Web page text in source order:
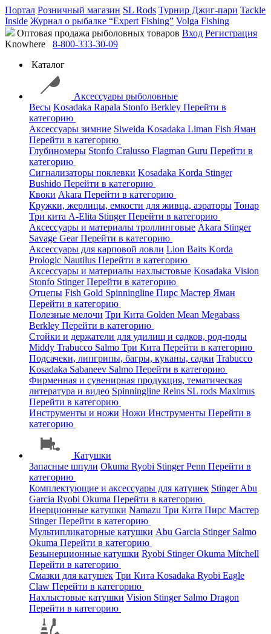
Портал Розничный магазин SL Rods Турнир Джиг-пари Tackle
Inside Журнал о рыбалке “Expert Fishing” Volga Fishing
Оптовая продажа рыболовных товаров Вход Регистрация
Knowhere
8-800-333-30-09
Каталог
Аксессуары рыболовные
Весы Kosadaka Rapala Stonfo Berkley Перейти в
категорию
Аксессуары зимние Siweida Kosadaka Liman Fish Яман
Перейти в категорию
Глубиномеры Stonfo Cralusso Flagman Guru Перейти в
категорию
Сигнализаторы поклевки Kosadaka Korda Stinger
Bushido Перейти в категорию
Квоки Akara Перейти в категорию
Кружки, жерлицы, емкости для живца, аэраторы Тонар
Три кита A-Elita StingerПерейти в категорию
Аксессуары и материалы троллинговые Akara Stinger
Savage GearПерейти в категорию
Аксессуары для карповой ловли Lion Baits Korda
Prologic Nautilus Перейти в категорию
Аксессуары и материалы нахлыстовые Kosadaka Vision
Stonfo StingerПерейти в категорию
Отцепы Fish Gold Spinningline Пирс Мастер Яман
Перейти в категорию
Полезные мелочи Три Кита Golden Mean Megabass
Berkley Перейти в категорию
Стойки и держатели для удилищ и садков, род-поды
Middy Trabucco Salmo Три Кита Перейти в категорию
Подсачеки, липгрипы, багры, куканы, садки Trabucco
Kosadaka Sabaneev Salmo Перейти в категорию
Фирменная и сувенирная продукция, тематическая
литература и видео Spinningline Reins SL rods Maximus
Перейти в категорию
Инструменты и ножи Ножи Инструменты Перейти в
категорию
Катушки
Запасные шпули Okuma Ryobi StingerPenn Перейти в
категорию
Комплектующие и аксессуары для катушек StingerAbu
Garcia Ryobi Okuma Перейти в категорию
Инерционные катушки Namazu Три Кита Пирс Мастер
StingerПерейти в категорию
Мультипликаторные катушки Abu Garcia Stinger Salmo
Okuma Перейти в категорию
Безынерционные катушки Ryobi StingerOkuma Mitchell
Перейти в категорию
Смазки для катушек Три Кита Kosadaka Ryobi Eagle
Claw Перейти в категорию
Нахлыстовые катушки Vision Stinger Salmo Dragon
Перейти в категорию